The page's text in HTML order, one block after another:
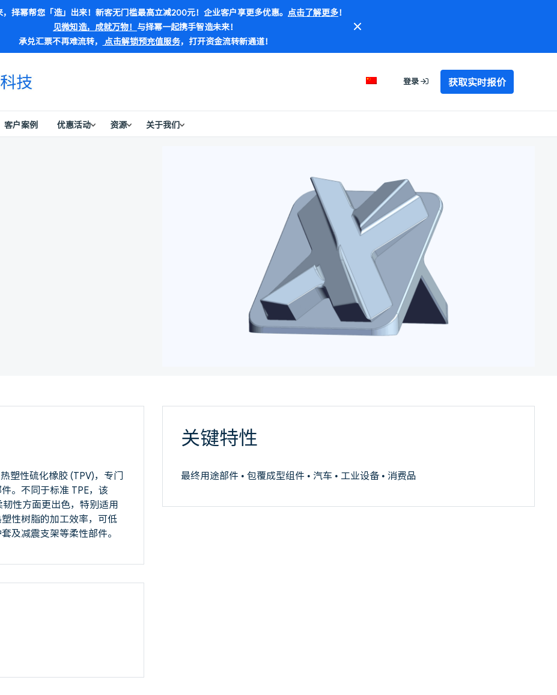
择幂帮您「造」出来！新客无门槛最高立减200元！企业客户享更多优惠。 点击了解更多！
见微知造，成就万物！ 与择幂一起携手智造未来！
承兑汇票不再难流转， 点击解锁预充值服务，打开资金流转新通道！
登录 获取实时报价
客户案例 优惠活动 资源 关于我们
塑性硫化橡胶 (TPV)，专门
。不同于标准 TPE，该
性方面更出色，特别适用
性树脂的加工效率，可低
及减震支架等柔性部件。
关键特性
最终用途部件 • 包覆成型组件 • 汽车 • 工业设备 • 消费品